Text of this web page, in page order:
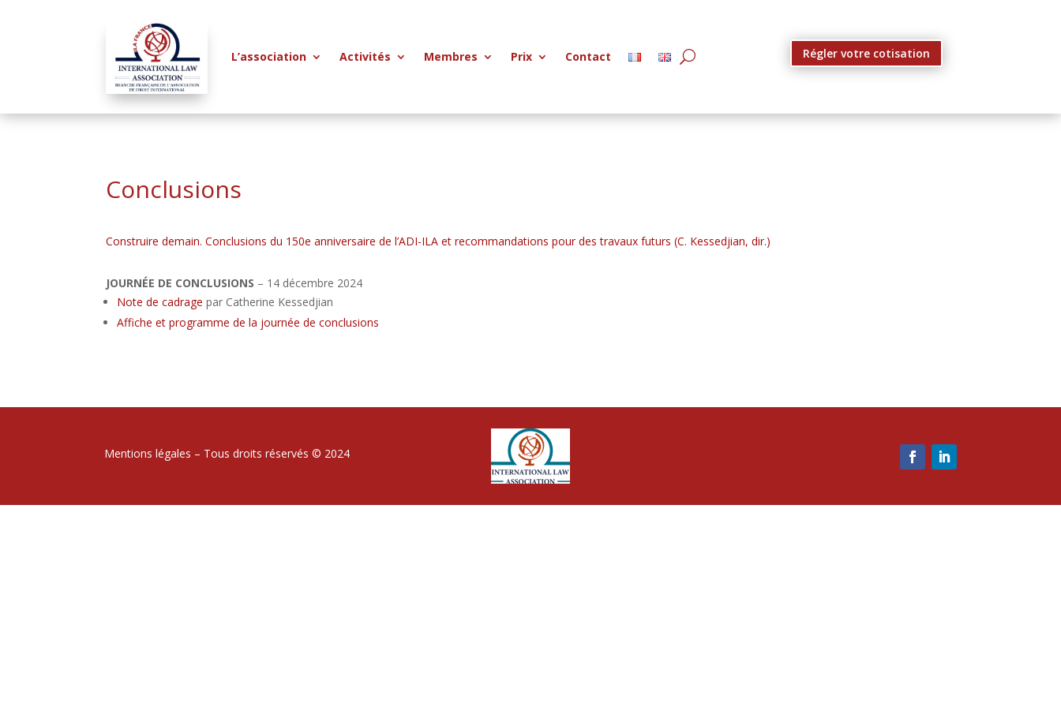
L’association Activités Membres Prix Contact Régler votre cotisation
Conclusions
Construire demain. Conclusions du 150e anniversaire de l’ADI-ILA et recommandations pour des travaux futurs (C. Kessedjian, dir.)
JOURNÉE DE CONCLUSIONS – 14 décembre 2024
Note de cadrage par Catherine Kessedjian
Affiche et programme de la journée de conclusions
Mentions légales – Tous droits réservés © 2024